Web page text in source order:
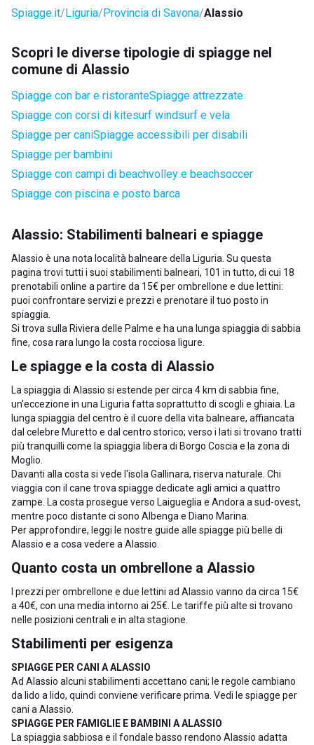
Spiagge.it Liguria Provincia di Savona Alassio
Scopri le diverse tipologie di spiagge nel
comune di Alassio
Spiagge con bar e ristoranteSpiagge attrezzate
Spiagge con corsi di kitesurf windsurf e vela
Spiagge per caniSpiagge accessibili per disabili
Spiagge per bambini
Spiagge con campi di beachvolley e beachsoccer
Spiagge con piscina e posto barca
Alassio: Stabilimenti balneari e spiagge
Alassio è una nota località balneare della Liguria . Su questa
pagina trovi tutti i suoi stabilimenti balneari, 101 in tutto, di cui 18
prenotabili online a partire da 15€ per ombrellone e due lettini:
puoi confrontare servizi e prezzi e prenotare il tuo posto in
spiaggia.
Si trova sulla Riviera delle Palme e ha una lunga spiaggia di sabbia
fine, cosa rara lungo la costa rocciosa ligure.
Le spiagge e la costa di Alassio
La spiaggia di Alassio si estende per circa 4 km di sabbia fine,
un'eccezione in una Liguria fatta soprattutto di scogli e ghiaia. La
lunga spiaggia del centro è il cuore della vita balneare, affiancata
dal celebre Muretto e dal centro storico; verso i lati si trovano tratti
più tranquilli come la spiaggia libera di Borgo Coscia e la zona di
Moglio.
Davanti alla costa si vede l'isola Gallinara, riserva naturale. Chi
viaggia con il cane trova spiagge dedicate agli amici a quattro
zampe. La costa prosegue verso Laigueglia e Andora a sud-ovest,
mentre poco distante ci sono Albenga e Diano Marina
Per approfondire, leggi le nostre guide alle spiagge più belle di
Alassio e a cosa vedere a Alassio
Quanto costa un ombrellone a Alassio
I prezzi per ombrellone e due lettini ad Alassio vanno da circa 15€
a 40€, con una media intorno ai 25€. Le tariffe più alte si trovano
nelle posizioni centrali e in alta stagione.
Stabilimenti per esigenza
SPIAGGE PER CANI A ALASSIO
Ad Alassio alcuni stabilimenti accettano cani; le regole cambiano
da lido a lido, quindi conviene verificare prima. Vedi le spiagge per
cani a Alassio
SPIAGGE PER FAMIGLIE E BAMBINI A ALASSIO
La spiaggia sabbiosa e il fondale basso rendono Alassio adatta